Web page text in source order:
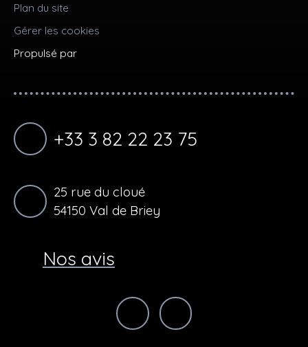
Plan du site
Gérer les cookies
Propulsé par
+33 3 82 22 23 75
25 rue du cloué
54150 Val de Briey
Nos avis